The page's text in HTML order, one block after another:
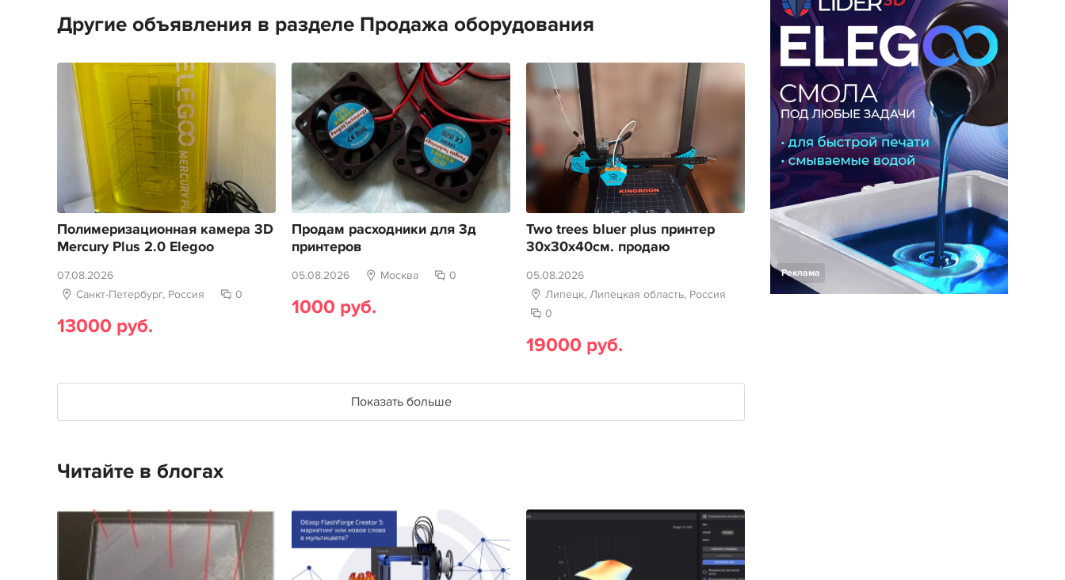
Другие объявления в разделе Продажа оборудования
Полимеризационная камера 3D
Mercury Plus 2.0 Elegoo
07.08.2026
Санкт-Петербург, Россия
0
13000 руб.
Продам расходники для 3д
принтеров
05.08.2026 Москва 0
1000 руб.
Two trees bluer plus принтер
30х30х40см. продаю
05.08.2026
Липецк, Липецкая область, Россия
0
19000 руб.
Показать больше
Читайте в блогах
Реклама